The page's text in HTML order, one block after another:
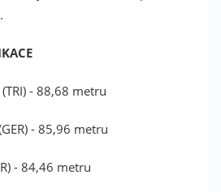
- 88,68 metru
- 85,96 metru
- 84,46 metru
Facebook